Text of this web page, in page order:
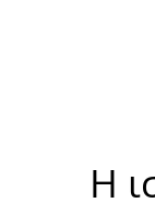
Η